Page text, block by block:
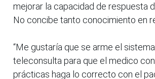
mejorar la capacidad de respuesta
No concibe tanto conocimiento en
“Me gustaría que se arme el
teleconsulta para que el medico
prácticas haga lo correcto con el